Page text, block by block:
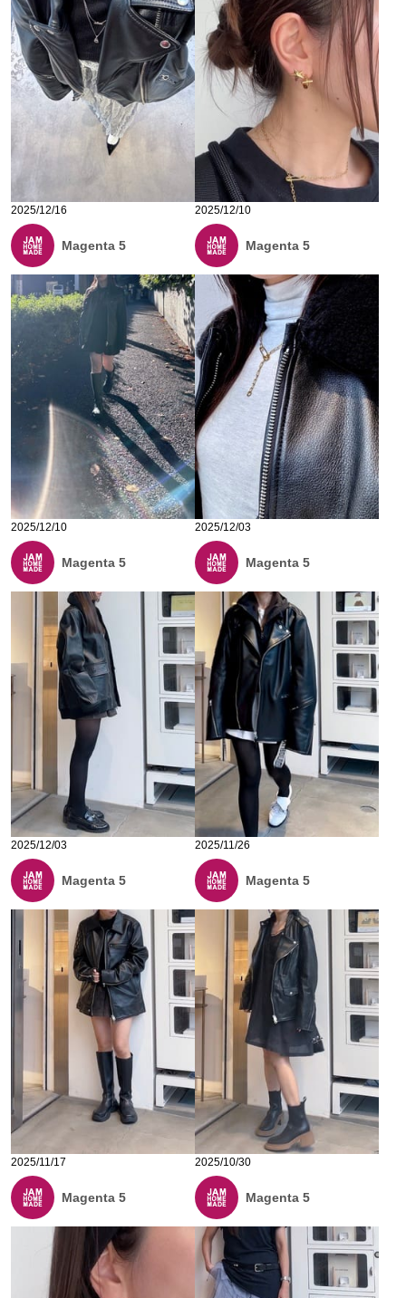
2025/12/16
Magenta 5
2025/12/10
Magenta 5
2025/12/10
Magenta 5
2025/12/03
Magenta 5
2025/12/03
Magenta 5
2025/11/26
Magenta 5
2025/11/17
Magenta 5
2025/10/30
Magenta 5